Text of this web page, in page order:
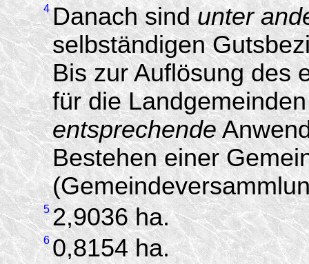
4 Danach sindunter
selbständigen
Bis zur Auflösung des
für die
entsprechende
Bestehen einer
5 2,9036 ha.
6 0,8154 ha.